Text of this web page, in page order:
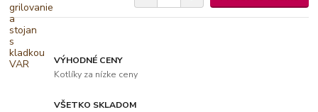
VÝHODNÉ CENY
Kotlíky za nízke ceny
VŠETKO SKLADOM